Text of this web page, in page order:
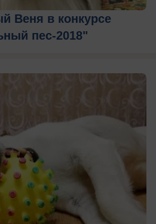
Веня в конкурсе
пес-2018"